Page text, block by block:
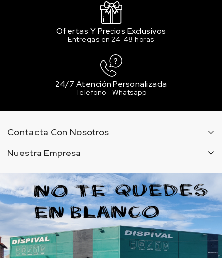
Ofertas Y Precios Exclusivos
Entregas en 24-48 horas
24/7 Atención Personalizada
Teléfono - Whatsapp
Contacta Con Nosotros
Nuestra Empresa